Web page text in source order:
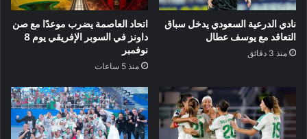
نادي الدرعية السعودي يدخل سباق
التعاقد مع يوسف عطال
منذ 3 دقائق
اتحاد العاصمة يضرب موعدًا مع صن
داونز في السوبر الإفريقي يوم 8
نوفمبر
منذ 5 ساعات